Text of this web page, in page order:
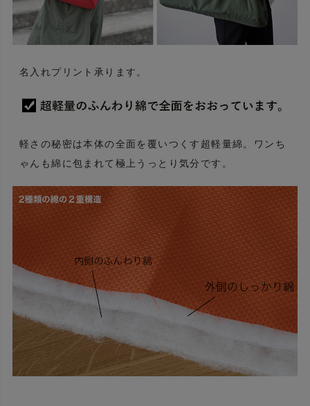
名入れプリント承ります。
軽さの秘密は本体の全面を覆いつくす超軽量綿。ワンち
ゃんも綿に包まれて極上うっとり気分です。